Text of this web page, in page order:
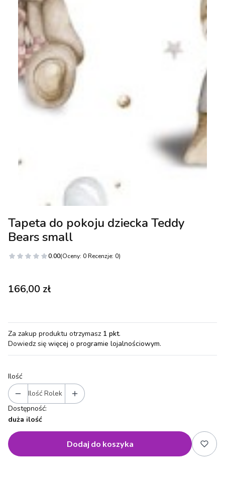
Tapeta do pokoju dziecka Teddy
Bears small
0.00(Oceny: 0 Recenzje: 0)
Cena
166,00 zł
Za zakup produktu otrzymasz 1 pkt.
Dowiedz się więcej o programie lojalnościowym.
Ilość
Ilość Rolek
Dostępność:
duża ilość
Dodaj do koszyka